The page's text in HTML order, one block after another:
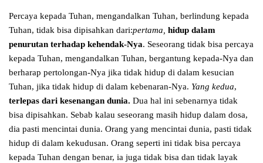
Percaya kepada Tuhan, mengandalkan Tuhan, berlindung kepada
Tuhan, tidak bisa dipisahkan dari:pertama, hidup dalam
penurutan terhadap kehendak-Nya. Seseorang tidak bisa percaya
kepada Tuhan, mengandalkan Tuhan, bergantung kepada-Nya dan
berharap pertolongan-Nya jika tidak hidup di dalam kesucian
Tuhan, jika tidak hidup di dalam kebenaran-Nya. Yang kedua,
terlepas dari kesenangan dunia. Dua hal ini sebenarnya tidak
bisa dipisahkan. Sebab kalau seseorang masih hidup dalam dosa,
dia pasti mencintai dunia. Orang yang mencintai dunia, pasti tidak
hidup di dalam kekudusan. Orang seperti ini tidak bisa percaya
kepada Tuhan dengan benar, ia juga tidak bisa dan tidak layak